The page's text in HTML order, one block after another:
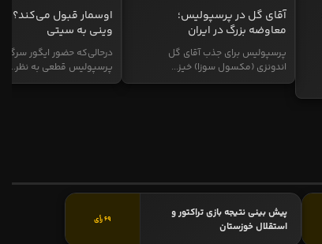
آقای گل در پرسپولیس؛
معاوضه بزرگ در ایران
پرسپولیس برای جذب آقای گل
اندونزی (مکسول سوزا) خیز...
اوسمار قبول می‌کند؟
وینی به سیتی
درحالی‌که حضور ایگور
پرسپولیس قطعی به نظر...
پیش بینی نتیجه بازی تراکتور و
استقلال خوزستان
69 رأی